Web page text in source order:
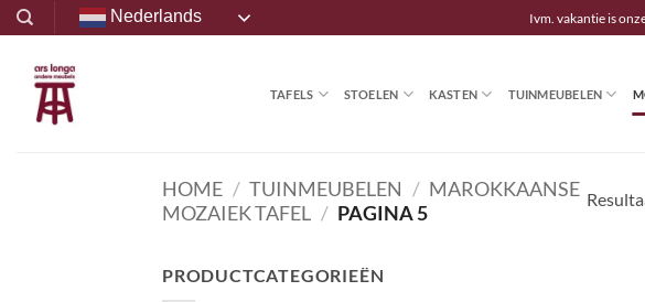
Ga
naar
inhoud
Nederlands Ivm. vakantie is
TAFELS STOELEN KASTEN TUINMEUBELEN
HOME / TUINMEUBELEN / MAROKKAANSE
MOZAIEK TAFEL / PAGINA 5
PRODUCTCATEGORIEËN